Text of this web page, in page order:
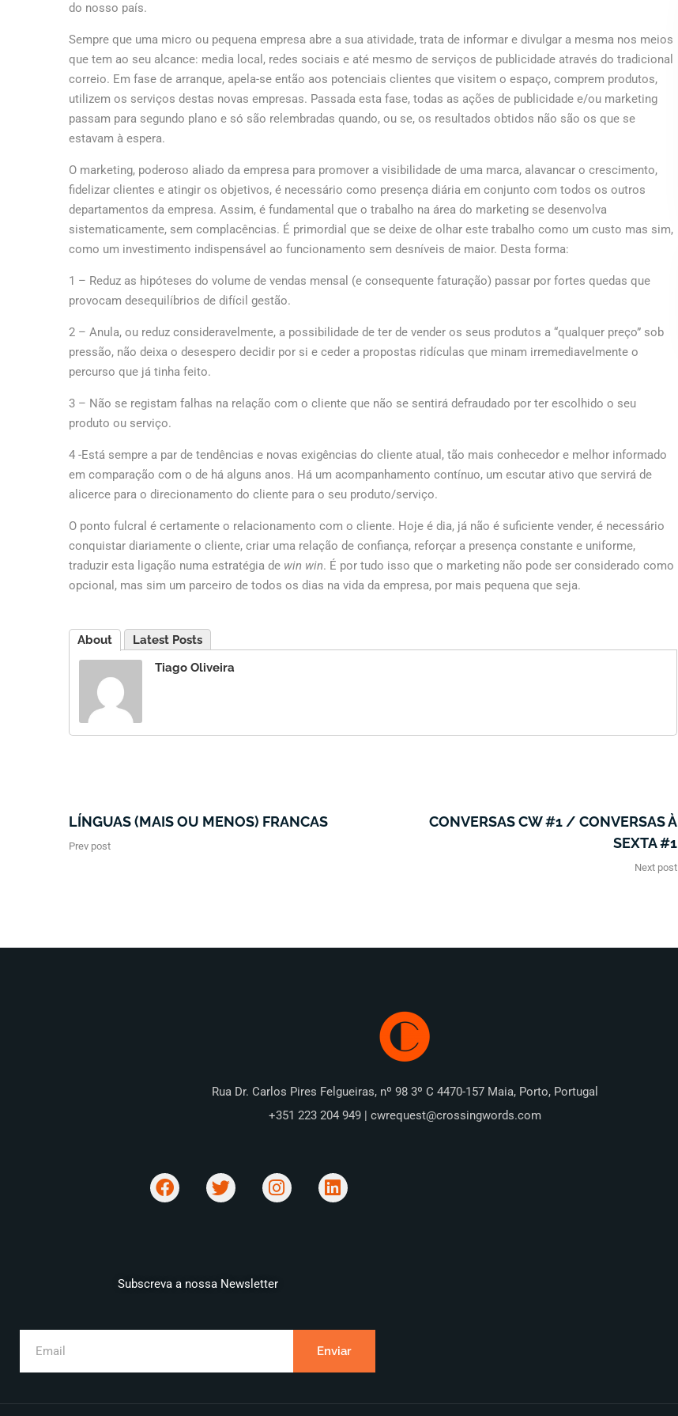
do nosso país.
Sempre que uma micro ou pequena empresa abre a sua atividade, trata de informar e divulgar a mesma nos meios
que tem ao seu alcance: media local, redes sociais e até mesmo de serviços de publicidade através do tradicional
correio. Em fase de arranque, apela-se então aos potenciais clientes que visitem o espaço, comprem produtos,
utilizem os serviços destas novas empresas. Passada esta fase, todas as ações de publicidade e/ou marketing
passam para segundo plano e só são relembradas quando, ou se, os resultados obtidos não são os que se
estavam à espera.
O marketing, poderoso aliado da empresa para promover a visibilidade de uma marca, alavancar o crescimento,
fidelizar clientes e atingir os objetivos, é necessário como presença diária em conjunto com todos os outros
departamentos da empresa. Assim, é fundamental que o trabalho na área do marketing se desenvolva
sistematicamente, sem complacências. É primordial que se deixe de olhar este trabalho como um custo mas sim,
como um investimento indispensável ao funcionamento sem desníveis de maior. Desta forma:
1 – Reduz as hipóteses do volume de vendas mensal (e consequente faturação) passar por fortes quedas que
provocam desequilíbrios de difícil gestão.
2 – Anula, ou reduz consideravelmente, a possibilidade de ter de vender os seus produtos a “qualquer preço” sob
pressão, não deixa o desespero decidir por si e ceder a propostas ridículas que minam irremediavelmente o
percurso que já tinha feito.
3 – Não se registam falhas na relação com o cliente que não se sentirá defraudado por ter escolhido o seu
produto ou serviço.
4 -Está sempre a par de tendências e novas exigências do cliente atual, tão mais conhecedor e melhor informado
em comparação com o de há alguns anos. Há um acompanhamento contínuo, um escutar ativo que servirá de
alicerce para o direcionamento do cliente para o seu produto/serviço.
O ponto fulcral é certamente o relacionamento com o cliente. Hoje é dia, já não é suficiente vender, é necessário
conquistar diariamente o cliente, criar uma relação de confiança, reforçar a presença constante e uniforme,
traduzir esta ligação numa estratégia de win win. É por tudo isso que o marketing não pode ser considerado como
opcional, mas sim um parceiro de todos os dias na vida da empresa, por mais pequena que seja.
About
Latest Posts
Tiago Oliveira
LÍNGUAS (MAIS OU MENOS) FRANCAS
Prev post
CONVERSAS CW #1 / CONVERSAS À
SEXTA #1
Next post
Rua Dr. Carlos Pires Felgueiras, nº 98 3º C 4470-157 Maia, Porto, Portugal
+351 223 204 949 | cwrequest@crossingwords.com
Subscreva a nossa Newsletter